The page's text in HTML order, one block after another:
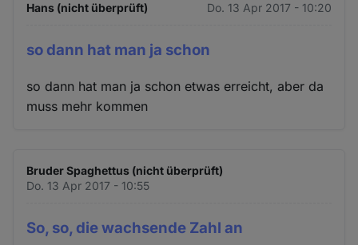
Hans (nicht überprüft) Do. 13 Apr 2017 - 10:20
so dann hat man ja schon
so dann hat man ja schon etwas erreicht, aber da
muss mehr kommen
Bruder Spaghettus (nicht überprüft)
Do. 13 Apr 2017 - 10:55
So, so, die wachsende Zahl an